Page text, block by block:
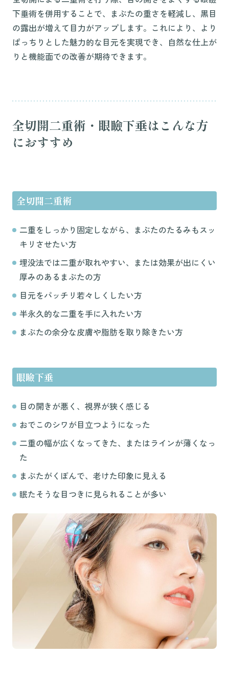
下垂術を併用することで、まぶたの重さを軽減し、黒目
の露出が増えて目力がアップします。これにより、より
ぱっちりとした魅力的な目元を実現でき、自然な仕上が
りと機能面での改善が期待できます。
全切開二重術・眼瞼下垂はこんな方
におすすめ
全切開二重術
二重をしっかり固定しながら、まぶたのたるみもスッ
キリさせたい方
埋没法では二重が取れやすい、または効果が出にくい
厚みのあるまぶたの方
目元をパッチリ若々しくしたい方
半永久的な二重を手に入れたい方
まぶたの余分な皮膚や脂肪を取り除きたい方
眼瞼下垂
目の開きが悪く、視界が狭く感じる
おでこのシワが目立つようになった
二重の幅が広くなってきた、またはラインが薄くなっ
た
まぶたがくぼんで、老けた印象に見える
眠たそうな目つきに見られることが多い